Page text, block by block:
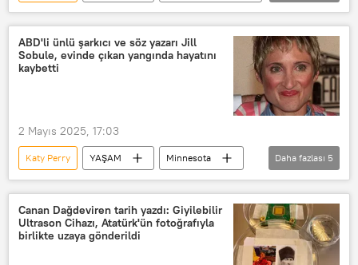
Orlando Bloom
Paris
Haberler
ABD
Montreal
Blue Origin
Kanada
ABD'li ünlü şarkıcı ve söz yazarı Jill
Sobule, evinde çıkan yangında hayatını
kaybetti
2 Mayıs 2025, 17:03
Katy Perry YAŞAM
Minnesota
ABD
Yangın
Yangın söndürme
Şarkıcı
Jill Sobule
Daha fazlası 5
Canan Dağdeviren tarih yazdı: Giyilebilir
Ultrason Cihazı, Atatürk'ün fotoğrafıyla
birlikte uzaya gönderildi